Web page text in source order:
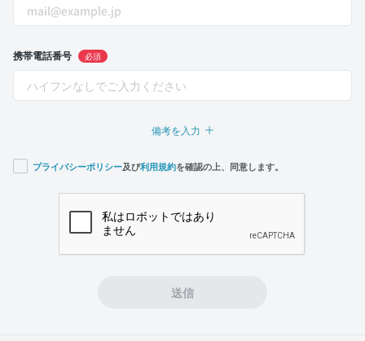
携帯電話番号 必須
備考を入力
プライバシーポリシー及び利用規約を確認の上、同意します。
送信